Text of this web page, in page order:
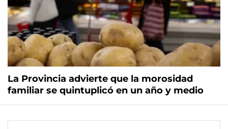
La Provincia advierte que la morosidad
familiar se quintuplicó en un año y medio